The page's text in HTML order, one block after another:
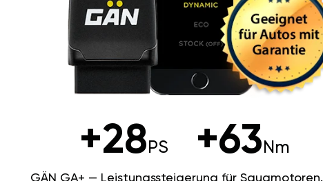
+28PS +63Nm
GÄN GA+ — Leistungssteigerung für Saugmotoren.